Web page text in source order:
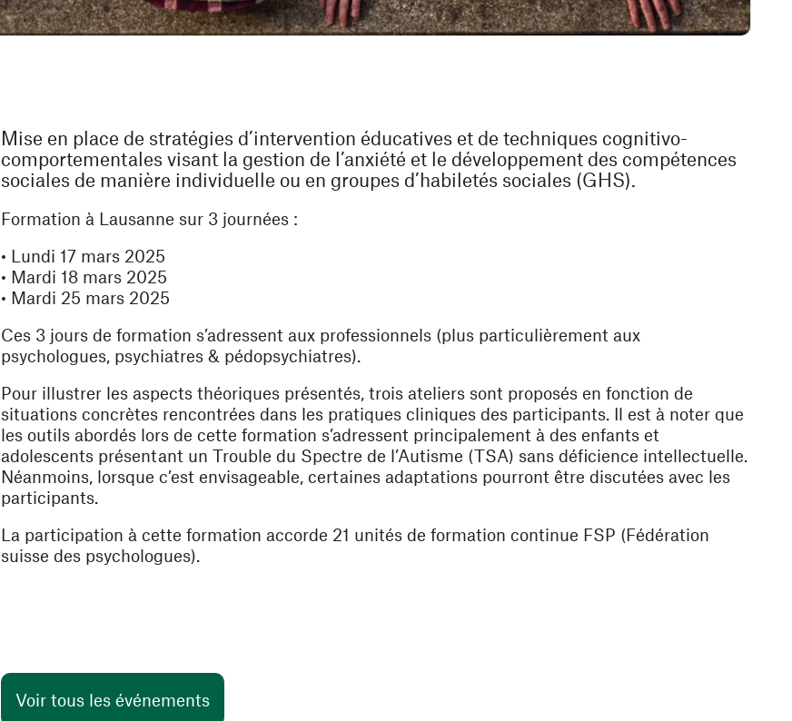
Mise en place de stratégies d’intervention éducatives et de techniques cognitivo-
comportementales visant la gestion de l’anxiété et le développement des compétences
sociales de manière individuelle ou en groupes d’habiletés sociales (GHS).
Formation à Lausanne sur 3 journées :
• Lundi 17 mars 2025
• Mardi 18 mars 2025
• Mardi 25 mars 2025
Ces 3 jours de formation s’adressent aux professionnels (plus particulièrement aux
psychologues, psychiatres & pédopsychiatres).
Pour illustrer les aspects théoriques présentés, trois ateliers sont proposés en fonction de
situations concrètes rencontrées dans les pratiques cliniques des participants. Il est à noter que
les outils abordés lors de cette formation s’adressent principalement à des enfants et
adolescents présentant un Trouble du Spectre de l’Autisme (TSA) sans déficience intellectuelle.
Néanmoins, lorsque c’est envisageable, certaines adaptations pourront être discutées avec les
participants.
La participation à cette formation accorde 21 unités de formation continue FSP (Fédération
suisse des psychologues).
Voir tous les événements